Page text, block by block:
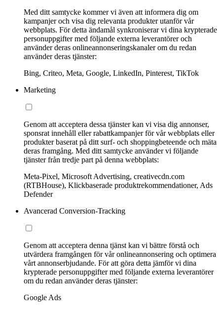
Med ditt samtycke kommer vi även att informera dig om
kampanjer och visa dig relevanta produkter utanför vår
webbplats. För detta ändamål synkroniserar vi dina krypterade
personuppgifter med följande externa leverantörer och
använder deras onlineannonseringskanaler om du redan
använder deras tjänster:
Bing, Criteo, Meta, Google, LinkedIn, Pinterest, TikTok
Marketing
Genom att acceptera dessa tjänster kan vi visa dig annonser,
sponsrat innehåll eller rabattkampanjer för vår webbplats eller
produkter baserat på ditt surf- och shoppingbeteende och mäta
deras framgång. Med ditt samtycke använder vi följande
tjänster från tredje part på denna webbplats:
Meta-Pixel, Microsoft Advertising, creativecdn.com
(RTBHouse), Klickbaserade produktrekommendationer, Ads
Defender
Avancerad Conversion-Tracking
Genom att acceptera denna tjänst kan vi bättre förstå och
utvärdera framgången för vår onlineannonsering och optimera
vårt annonserbjudande. För att göra detta jämför vi dina
krypterade personuppgifter med följande externa leverantörer
om du redan använder deras tjänster:
Google Ads